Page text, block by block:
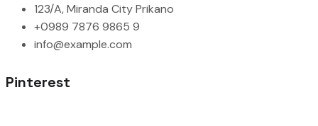
123/A, Miranda City Prikano
+0989 7876 9865 9
info@example.com
Pinterest